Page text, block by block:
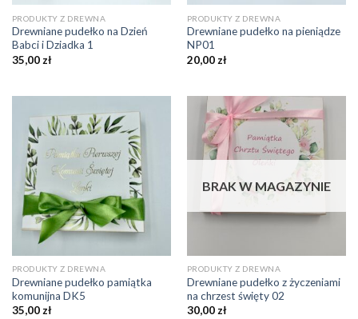
PRODUKTY Z DREWNA
Drewniane pudełko na Dzień
Babci i Dziadka 1
35,00 zł
PRODUKTY Z DREWNA
Drewniane pudełko na pieniądze
NP01
20,00 zł
PRODUKTY Z DREWNA
Drewniane pudełko pamiątka
komunijna DK5
35,00zł
BRAK W MAGAZYNIE
PRODUKTY Z DREWNA
Drewniane pudełko z życzeniami
na chrzest święty 02
30,00zł